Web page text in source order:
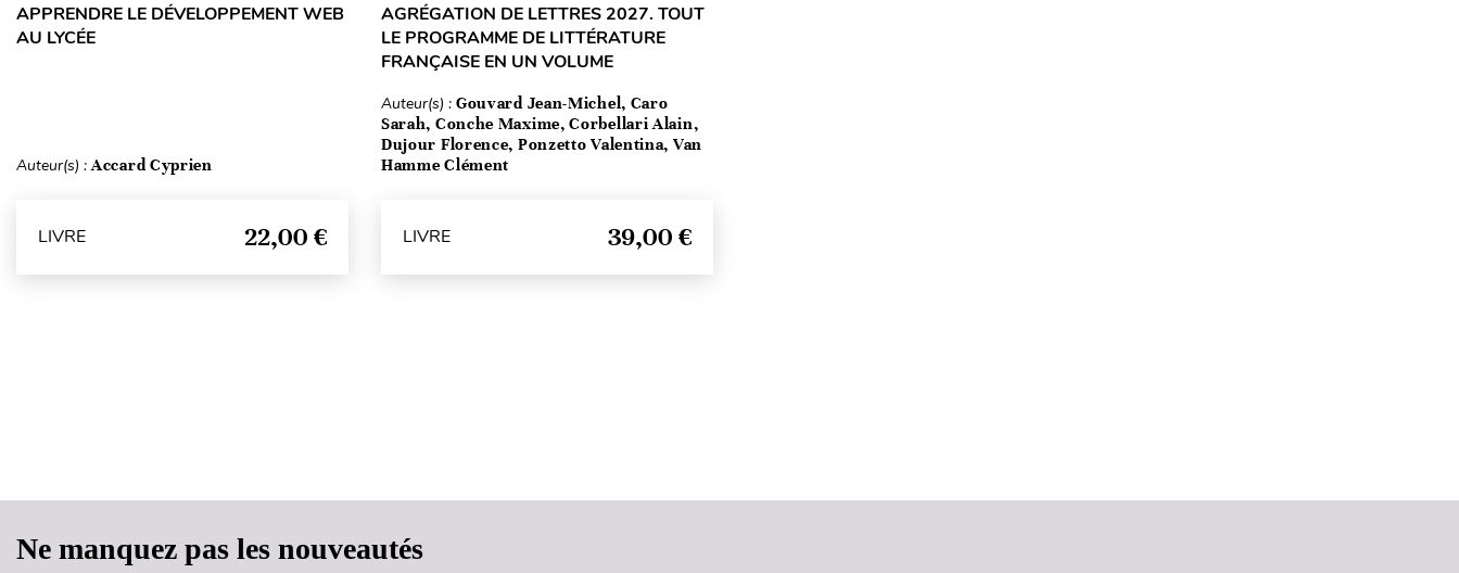
APPRENDRE LE DÉVELOPPEMENT WEB
AU LYCÉE
Auteur(s) :Accard Cyprien
LIVRE 22,00 €
AGRÉGATION DE LETTRES 2027. TOUT
LE PROGRAMME DE LITTÉRATURE
FRANÇAISE EN UN VOLUME
Auteur(s) : Gouvard Jean-Michel, Caro
Sarah, Conche Maxime, Corbellari Alain,
Dujour Florence, Ponzetto Valentina, Van
Hamme Clément
LIVRE 39,00 €
Ne manquez pas les nouveautés